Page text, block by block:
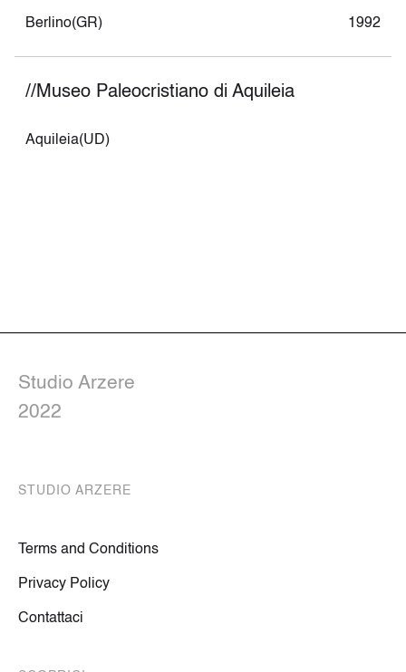
Berlino(GR) 1992
//Museo Paleocristiano di Aquileia
Aquileia(UD)
Studio Arzere
2022
STUDIO ARZERE
Terms and Conditions
Privacy Policy
Contattaci